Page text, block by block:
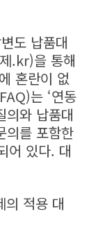
도 납품대
.kr)을 통해
혼란이 없
는 ‘연동
의와 납품대
의를 포함한
어 있다. 대
적용 대